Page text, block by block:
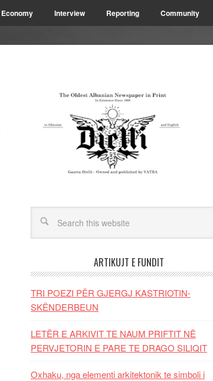
Economy Interview Reporting Community
ARTIKUJT E FUNDIT
TRI POEZI PËR GJERGJ KASTRIOTIN-
SKËNDERBEUN
LETËR E ARKIVIT TE NAUM PRIFTIT NË
PERVJETORIN E PARE TE DRAGO SILIQIT
Oxhaku, nga elementi arkitektonik te simboli i